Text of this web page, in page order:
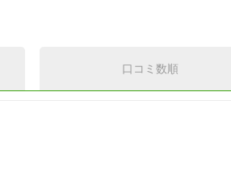
口コミ数順